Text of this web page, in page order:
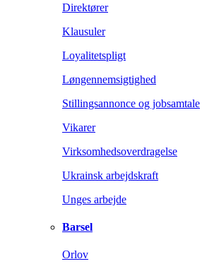
Direktører
Klausuler
Loyalitetspligt
Løngennemsigtighed
Stillingsannonce og jobsamtale
Vikarer
Virksomhedsoverdragelse
Ukrainsk arbejdskraft
Unges arbejde
Barsel
Orlov